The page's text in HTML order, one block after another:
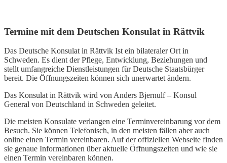
Termine mit dem Deutschen Konsulat in Rättvik
Das Deutsche Konsulat in Rättvik Ist ein bilateraler Ort in
Schweden. Es dient der Pflege, Entwicklung, Beziehungen und
stellt umfangreiche Dienstleistungen für Deutsche Staatsbürger
bereit. Die Öffnungszeiten können sich unerwartet ändern.
Das Konsulat in Rättvik wird von Anders Bjernulf – Konsul
General von Deutschland in Schweden geleitet.
Die meisten Konsulate verlangen eine Terminvereinbarung vor dem
Besuch. Sie können Telefonisch, in den meisten fällen aber auch
online einen Termin vereinbaren. Auf der offiziellen Webseite finden
sie genaue Informationen über aktuelle Öffnungszeiten und wie sie
einen Termin vereinbaren können.